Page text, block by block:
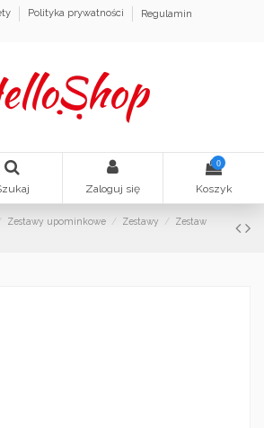
Polityka prywatności
Regulamin
Zaloguj się
0
Koszyk
Zestawy upominkowe Zestawy
Zestaw